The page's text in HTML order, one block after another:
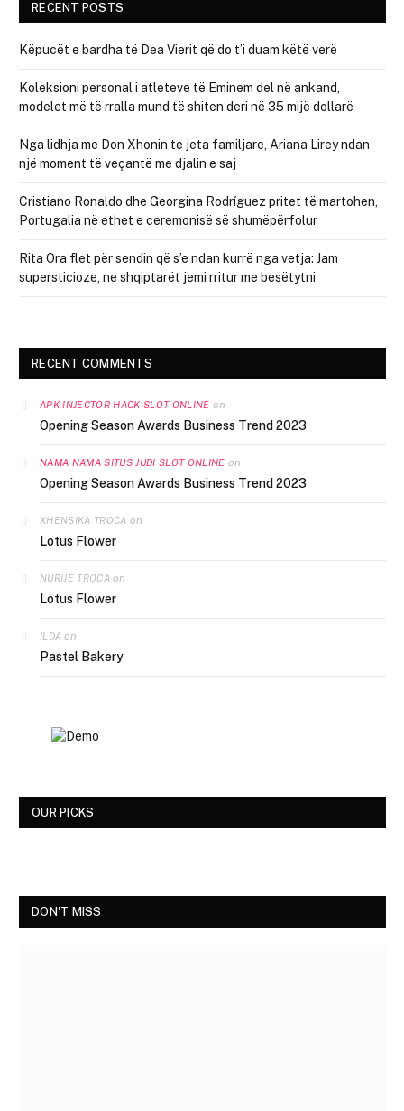
RECENT POSTS
Këpucët e bardha të Dea Vierit që do t’i duam këtë verë
Koleksioni personal i atleteve të Eminem del në ankand,
modelet më të rralla mund të shiten deri në 35 mijë dollarë
Nga lidhja me Don Xhonin te jeta familjare, Ariana Lirey ndan
një moment të veçantë me djalin e saj
Cristiano Ronaldo dhe Georgina Rodríguez pritet të martohen,
Portugalia në ethet e ceremonisë së shumëpërfolur
Rita Ora flet për sendin që s’e ndan kurrë nga vetja: Jam
supersticioze, ne shqiptarët jemi rritur me besëtytni
RECENT COMMENTS
APK INJECTOR HACK SLOT ONLINE on
Opening Season Awards Business Trend 2023
NAMA NAMA SITUS JUDI SLOT ONLINE on
Opening Season Awards Business Trend 2023
XHENSIKA TROCA on
Lotus Flower
NURIJE TROCAon
Lotus Flower
ILDA on
Pastel Bakery
OUR PICKS
DON'T MISS